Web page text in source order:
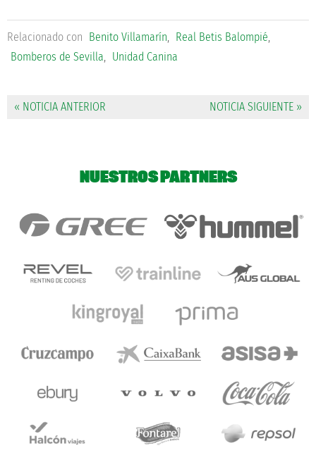
Relacionado con Benito Villamarín, Real Betis Balompié,
Bomberos de Sevilla, Unidad Canina
« NOTICIA ANTERIOR NOTICIA SIGUIENTE »
NUESTROS PARTNERS